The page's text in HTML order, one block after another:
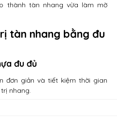
thành tàn nhang vừa làm mờ
tàn nhang bằng đu
đu đủ
đơn giản và tiết kiệm thời gian
nhang.